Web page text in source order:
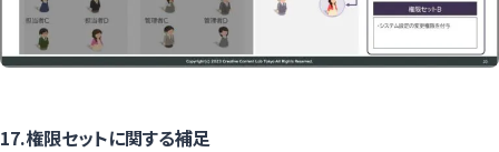
17.権限セットに関する補足